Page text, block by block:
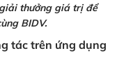
thưởng giá trị để
BIDV.
tác trên ứng dụng